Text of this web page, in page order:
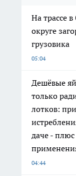
На трассе
округе
грузовика
05:04
Дешёвые
только
лотков:
даче -
04:44